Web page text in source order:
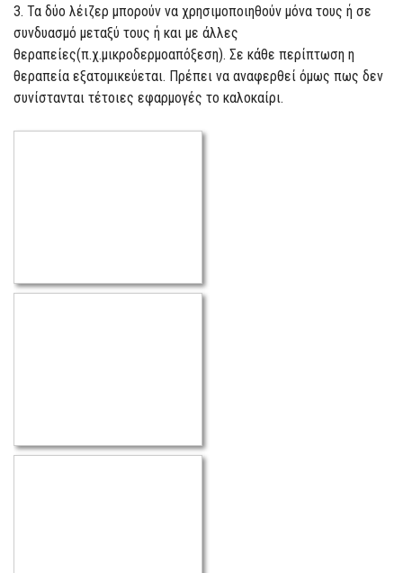
3. Τα δύο λέιζερ μπορούν να χρησιμοποιηθούν μόνα τους ή σε
συνδυασμό μεταξύ τους ή και με άλλες
θεραπείες(π.χ.μικροδερμοαπόξεση). Σε κάθε περίπτωση η
θεραπεία εξατομικεύεται. Πρέπει να αναφερθεί όμως πως δεν
συνίστανται τέτοιες εφαρμογές το καλοκαίρι.